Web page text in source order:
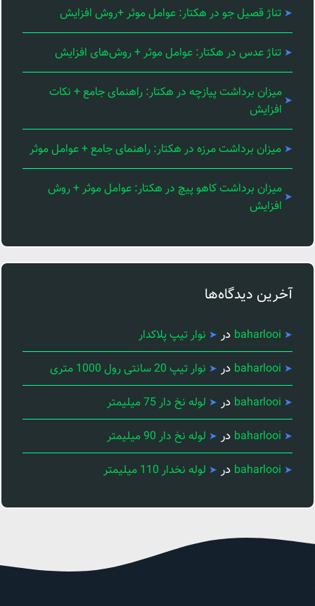
تناژ قصیل جو در هکتار: عوامل موثر +روش افزایش
تناژ عدس در هکتار: عوامل موثر + روش‌های افزایش
میزان برداشت پیازچه در هکتار: راهنمای جامع + نکات
افزایش
میزان برداشت مرزه در هکتار: راهنمای جامع + عوامل موثر
میزان برداشت کاهو پیچ در هکتار: عوامل موثر + روش
افزایش
آخرین دیدگاه‌ها
baharlooi در
نوار تیپ پلاکدار
baharlooi در
نوار تیپ 20 سانتی رول 1000 متری
baharlooi در
لوله نخ دار 75 میلیمتر
baharlooi در
لوله نخ دار 90 میلیمتر
baharlooi در لوله نخدار 110 میلیمتر